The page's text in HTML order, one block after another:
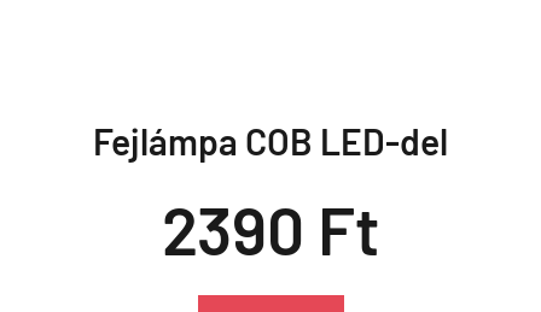
Fejlámpa COB LED-del
2390 Ft